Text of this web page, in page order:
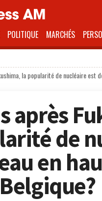
POLITIQUE MARCHÉS
la popularité de nucléaire est
après
de
en